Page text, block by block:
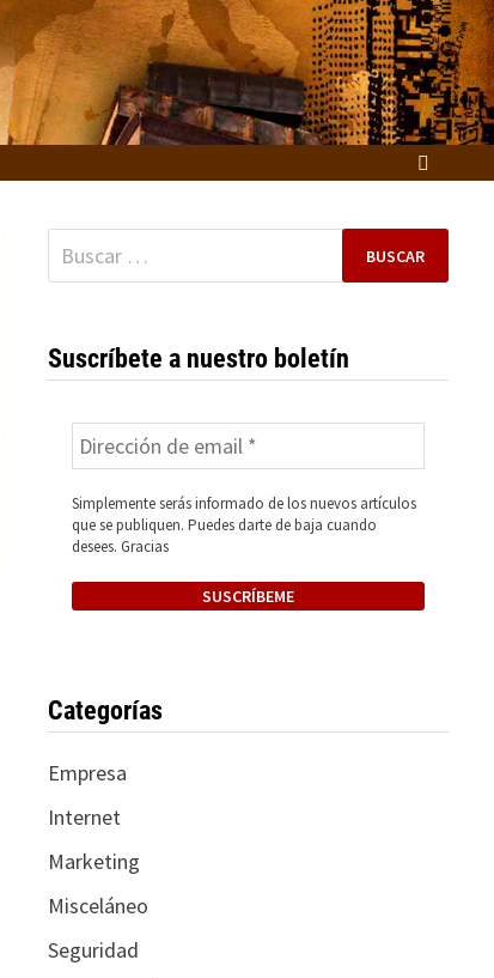
Buscar:
Suscríbete a nuestro boletín
Simplemente serás informado de los nuevos artículos
que se publiquen. Puedes darte de baja cuando
desees. Gracias
Categorías
Empresa
Internet
Marketing
Misceláneo
Seguridad